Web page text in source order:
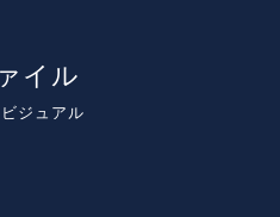
イル
ジュアル